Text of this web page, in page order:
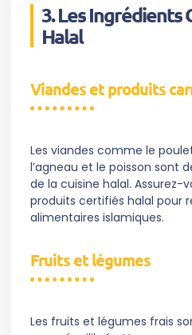
3. Les Ingrédients
Halal
Viandes et produits
Les viandes comme le
l’agneau et le poisson sont
de la cuisine halal. Assurez-
produits certifiés halal pour
alimentaires islamiques.
Fruits et légumes
Les fruits et légumes frais